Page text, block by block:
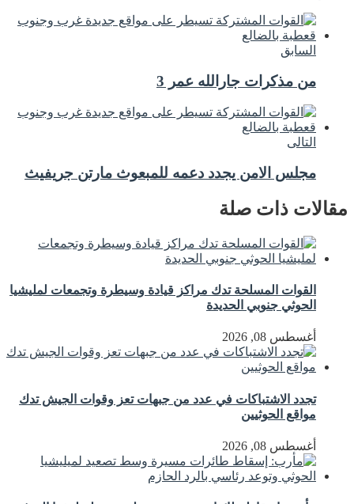
السابق
من مذكرات جارالله عمر 3
التالى
مجلس الامن يجدد دعمه للمبعوث مارتن جريفيث
مقالات ذات صلة
القوات المسلحة تدك مراكز قيادة وسيطرة وتجمعات لمليشيا
الحوثي جنوبي الحديدة
أغسطس 08, 2026
تجدد الاشتباكات في عدد من جبهات تعز وقوات الجيش تدك
مواقع الحوثيين
أغسطس 08, 2026